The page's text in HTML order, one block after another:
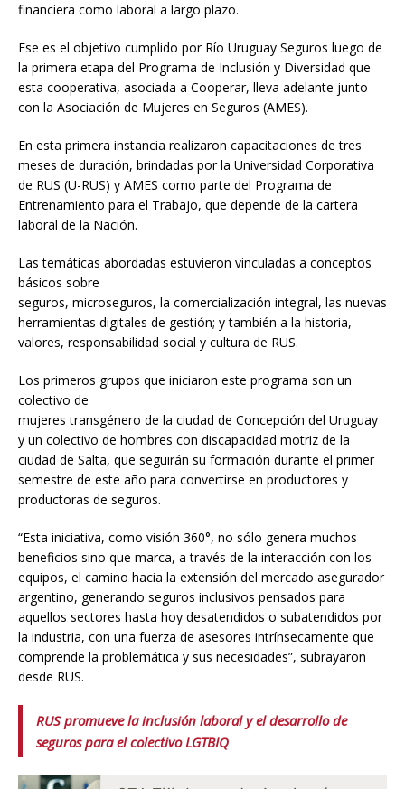
financiera como laboral a largo plazo.
Ese es el objetivo cumplido por Río Uruguay Seguros luego de
la primera etapa del Programa de Inclusión y Diversidad que
esta cooperativa, asociada a Cooperar, lleva adelante junto
con la Asociación de Mujeres en Seguros (AMES).
En esta primera instancia realizaron capacitaciones de tres
meses de duración, brindadas por la Universidad Corporativa
de RUS (U-RUS) y AMES como parte del Programa de
Entrenamiento para el Trabajo, que depende de la cartera
laboral de la Nación.
Las temáticas abordadas estuvieron vinculadas a conceptos
básicos sobre
seguros, microseguros, la comercialización integral, las nuevas
herramientas digitales de gestión; y también a la historia,
valores, responsabilidad social y cultura de RUS.
Los primeros grupos que iniciaron este programa son un
colectivo de
mujeres transgénero de la ciudad de Concepción del Uruguay
y un colectivo de hombres con discapacidad motriz de la
ciudad de Salta, que seguirán su formación durante el primer
semestre de este año para convertirse en productores y
productoras de seguros.
“Esta iniciativa, como visión 360°, no sólo genera muchos
beneficios sino que marca, a través de la interacción con los
equipos, el camino hacia la extensión del mercado asegurador
argentino, generando seguros inclusivos pensados para
aquellos sectores hasta hoy desatendidos o subatendidos por
la industria, con una fuerza de asesores intrínsecamente que
comprende la problemática y sus necesidades”, subrayaron
desde RUS.
RUS promueve la inclusión laboral y el desarrollo de
seguros para el colectivo LGTBIQ